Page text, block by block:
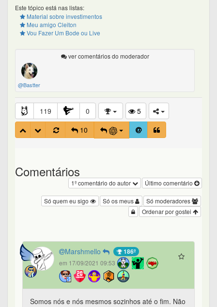
Este tópico está nas listas:
Material sobre investimentos
Meu amigo Cleiton
Vou Fazer Um Bode ou Live
ver comentários do moderador
@Bastter
119 0
5
10
Comentários
Último comentário
1º comentário do autor
Só moderadores
Só os meus
Só quem eu sigo
Ordenar por gostei
Marshmello 186º
em 17/09/2021 09:53
Somos nós e nós mesmos sozinhos até o fim. Não